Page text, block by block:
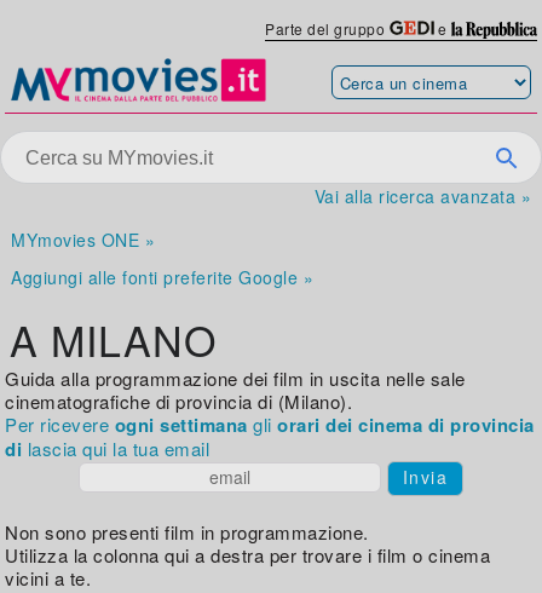
Parte del gruppo e
Vai alla ricerca avanzata »
MYmovies ONE »
Aggiungi alle fonti preferite Google »
A MILANO
Guida alla programmazione dei film in uscita nelle sale
cinematografiche di provincia di (Milano).
Per ricevere ogni settimana gliorari dei cinema di provincia
di lascia qui la tua email
Invia
Non sono presenti film in programmazione.
Utilizza la colonna qui a destra per trovare i film o cinema
vicini a te.